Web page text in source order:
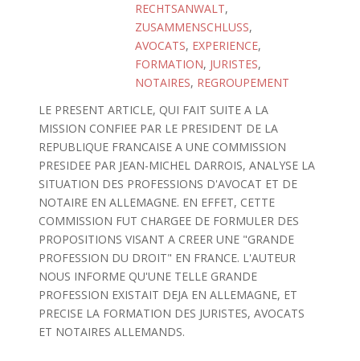
RECHTSANWALT,
ZUSAMMENSCHLUSS,
AVOCATS, EXPERIENCE,
FORMATION, JURISTES,
NOTAIRES, REGROUPEMENT
LE PRESENT ARTICLE, QUI FAIT SUITE A LA
MISSION CONFIEE PAR LE PRESIDENT DE LA
REPUBLIQUE FRANCAISE A UNE COMMISSION
PRESIDEE PAR JEAN-MICHEL DARROIS, ANALYSE LA
SITUATION DES PROFESSIONS D'AVOCAT ET DE
NOTAIRE EN ALLEMAGNE. EN EFFET, CETTE
COMMISSION FUT CHARGEE DE FORMULER DES
PROPOSITIONS VISANT A CREER UNE "GRANDE
PROFESSION DU DROIT" EN FRANCE. L'AUTEUR
NOUS INFORME QU'UNE TELLE GRANDE
PROFESSION EXISTAIT DEJA EN ALLEMAGNE, ET
PRECISE LA FORMATION DES JURISTES, AVOCATS
ET NOTAIRES ALLEMANDS.